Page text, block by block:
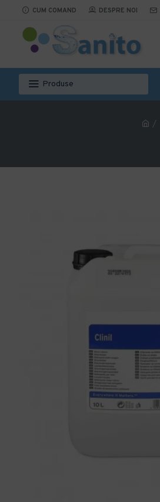
CUM COMAND DESPRE NOI
Produse